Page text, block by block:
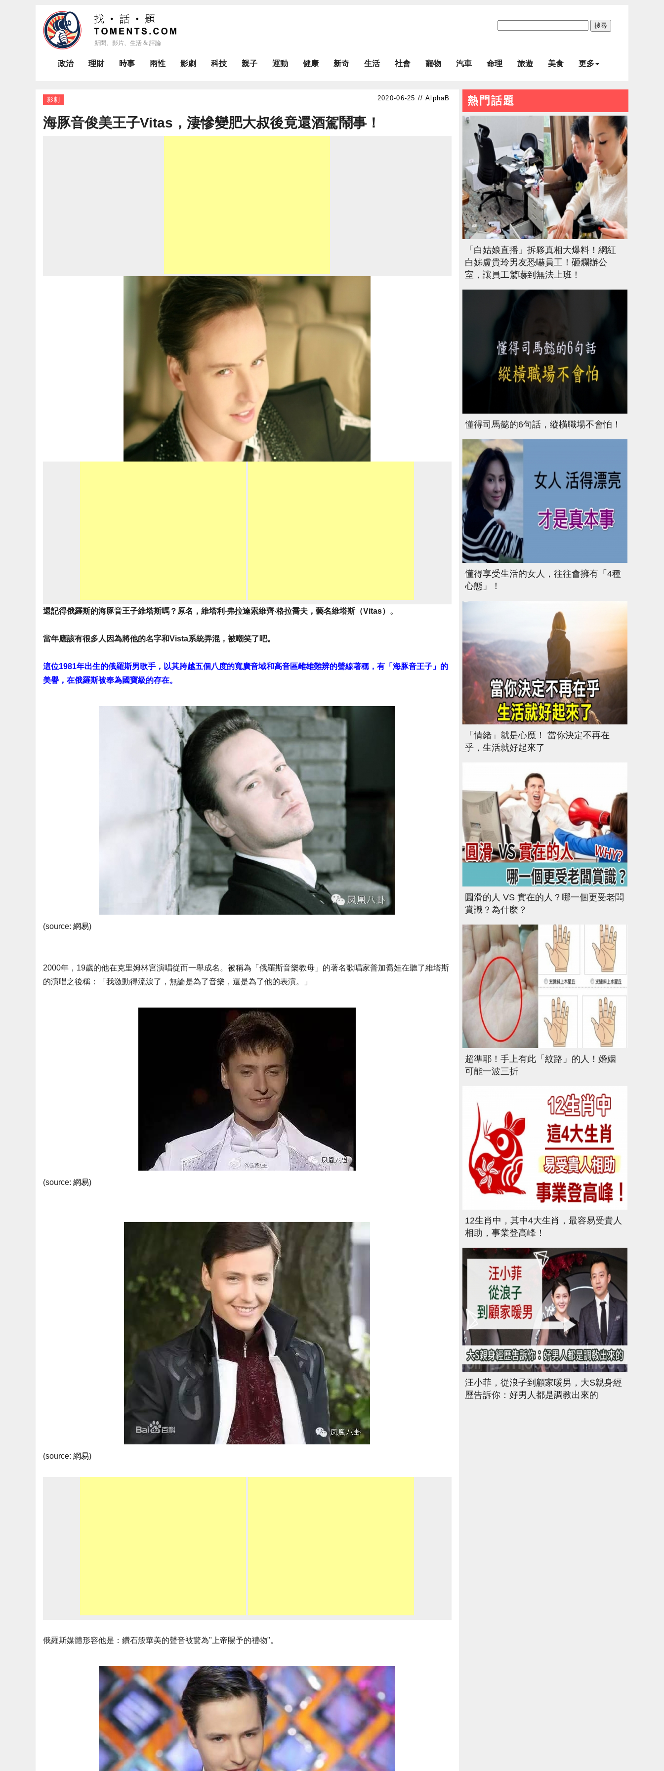
搜尋
政治 理財 時事 兩性 影劇 科技 親子 運動 健康 新奇 生活 社會 寵物 汽車 命理 旅遊 美食 更多
影劇 AlphaB
海豚音俊美王子Vitas，淒慘變肥大叔後竟還酒駕鬧事！
還記得俄羅斯的海豚音王子維塔斯嗎？原名，維塔利‧弗拉達索維齊‧格拉喬夫，藝名維塔斯（Vitas）。
當年應該有很多人因為將他的名字和Vista系統弄混，被嘲笑了吧。
這位1981年出生的俄羅斯男歌手，以其跨越五個八度的寬廣音域和高音區雌雄難辨的聲線著稱，有「海豚音王子」的
美譽，在俄羅斯被奉為國寶級的存在。
(source: 網易)
2000年，19歲的他在克里姆林宮演唱從而一舉成名。被稱為「俄羅斯音樂教母」的著名歌唱家普加喬娃在聽了維塔斯
的演唱之後稱：「我激動得流淚了，無論是為了音樂，還是為了他的表演。」
(source: 網易)
(source: 網易)
俄羅斯媒體形容他是：鑽石般華美的聲音被驚為"上帝賜予的禮物"。
熱門話題
「白姑娘直播」拆夥真相大爆料！網紅
白姊盧貴玲男友恐嚇員工！砸爛辦公
室，讓員工驚嚇到無法上班！
懂得司馬懿的6句話，縱橫職場不會怕！
懂得享受生活的女人，往往會擁有「4種
心態」！
「情緒」就是心魔！ 當你決定不再在
乎，生活就好起來了
圓滑的人 VS 實在的人？哪一個更受老闆
賞識？為什麼？
超準耶！手上有此「紋路」的人！婚姻
可能一波三折
12生肖中，其中4大生肖，最容易受貴人
相助，事業登高峰！
汪小菲，從浪子到顧家暖男，大S親身經
歷告訴你：好男人都是調教出來的